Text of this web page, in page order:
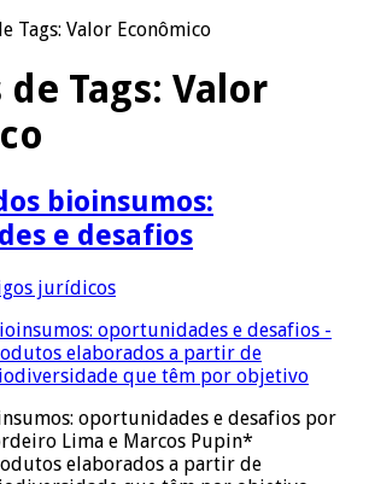
Tags: Valor Econômico
Tags: Valor
bioinsumos:
e desafios
jurídicos
oportunidades e desafios por
Lima e Marcos Pupin*
elaborados a partir de